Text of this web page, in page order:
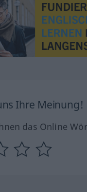
Ihre Meinung!
das Online